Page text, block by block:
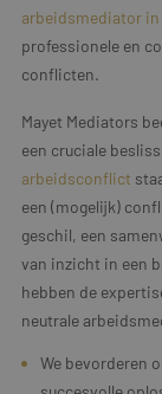
arbeidsmediator in
professionele en
conflicten.
Mayet Mediators
een cruciale
arbeidsconflict
een (mogelijk)
geschil, een
van inzicht in een
hebben de
neutrale
We bevorderen